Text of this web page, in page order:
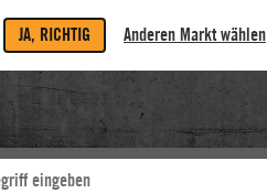
JA, RICHTIG Anderen Markt wählen